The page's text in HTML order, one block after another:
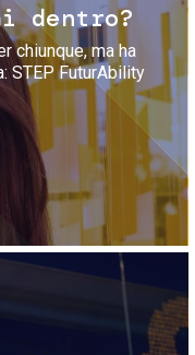
dentro?
chiunque, ma ha
STEP FuturAbility